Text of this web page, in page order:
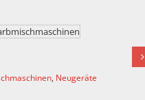
Fast & Fluid HA480
Farbmischmaschine HA480